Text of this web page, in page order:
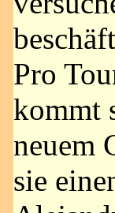
Pro
kommt
neuem
sie